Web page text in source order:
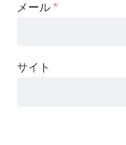
メール *
サイト